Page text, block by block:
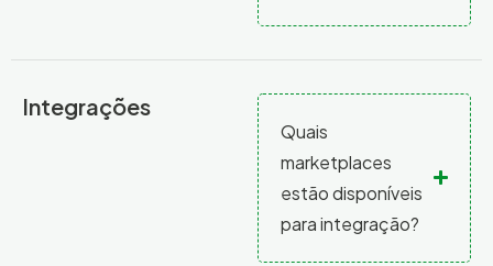
Integrações
Quais
marketplaces
estão disponíveis
para integração?